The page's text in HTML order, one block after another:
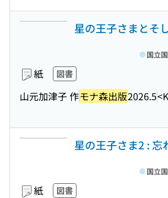
星の王子さまとそ
紙 図書
山元加津子 作モナ森出版2026.5
国立
星の王子さま2 : 忘
紙 図書
国立